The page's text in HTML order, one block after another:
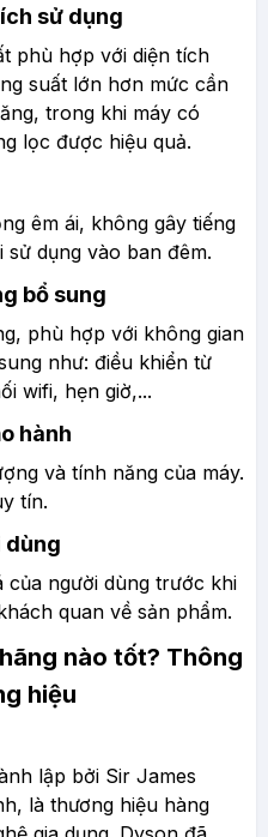
sử dụng
phù hợp với diện tích
suất lớn hơn mức cần
trong khi máy có
lọc được hiệu quả.
êm ái, không gây tiếng
dụng vào ban đêm.
bổ sung
phù hợp với không gian
như: điều khiển từ
wifi, hẹn giờ,...
hành
và tính năng của máy.
tín.
dùng
của người dùng trước khi
quan về sản phẩm.
nào tốt? Thông
hiệu
lập bởi Sir James
là thương hiệu hàng